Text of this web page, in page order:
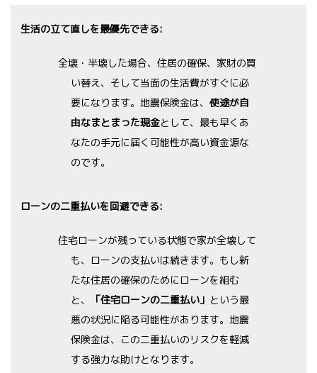
生活の立て直しを最優先できる:
全壊・半壊した場合、住居の確保、家財の買
い替え、そして当面の生活費がすぐに必
要になります。地震保険金は、使途が自
由なまとまった現金として、最も早くあ
なたの手元に届く可能性が高い資金源な
のです。
ローンの二重払いを回避できる:
住宅ローンが残っている状態で家が全壊して
も、ローンの支払いは続きます。もし新
たな住居の確保のためにローンを組む
と、
「住宅ローンの二重払い」 という最
悪の状況に陥る可能性があります。地震
保険金は、この二重払いのリスクを軽減
する強力な助けとなります。